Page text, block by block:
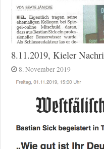
8.11.2019, Kieler
8. November 2019